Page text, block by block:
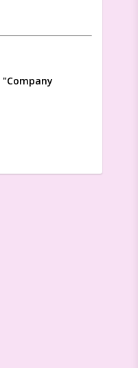
"Company